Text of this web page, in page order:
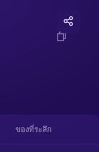
ของที่ระลึก